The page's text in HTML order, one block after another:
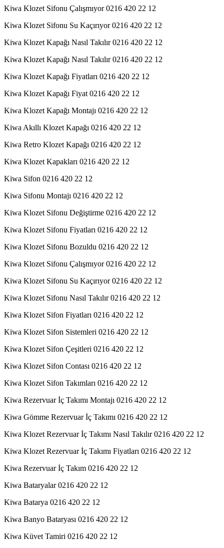
Kiwa Klozet Sifonu Çalışmıyor 0216 420 22 12
Kiwa Klozet Sifonu Su Kaçırıyor 0216 420 22 12
Kiwa Klozet Kapağı Nasıl Takılır 0216 420 22 12
Kiwa Klozet Kapağı Nasıl Takılır 0216 420 22 12
Kiwa Klozet Kapağı Fiyatları 0216 420 22 12
Kiwa Klozet Kapağı Fiyat 0216 420 22 12
Kiwa Klozet Kapağı Montajı 0216 420 22 12
Kiwa Akıllı Klozet Kapağı 0216 420 22 12
Kiwa Retro Klozet Kapağı 0216 420 22 12
Kiwa Klozet Kapakları 0216 420 22 12
Kiwa Sifon 0216 420 22 12
Kiwa Sifonu Montajı 0216 420 22 12
Kiwa Klozet Sifonu Değiştirme 0216 420 22 12
Kiwa Klozet Sifonu Fiyatları 0216 420 22 12
Kiwa Klozet Sifonu Bozuldu 0216 420 22 12
Kiwa Klozet Sifonu Çalışmıyor 0216 420 22 12
Kiwa Klozet Sifonu Su Kaçırıyor 0216 420 22 12
Kiwa Klozet Sifonu Nasıl Takılır 0216 420 22 12
Kiwa Klozet Sifon Fiyatları 0216 420 22 12
Kiwa Klozet Sifon Sistemleri 0216 420 22 12
Kiwa Klozet Sifon Çeşitleri 0216 420 22 12
Kiwa Klozet Sifon Contası 0216 420 22 12
Kiwa Klozet Sifon Takımları 0216 420 22 12
Kiwa Rezervuar İç Takımı Montajı 0216 420 22 12
Kiwa Gömme Rezervuar İç Takımı 0216 420 22 12
Kiwa Klozet Rezervuar İç Takımı Nasıl Takılır 0216 420 22 12
Kiwa Klozet Rezervuar İç Takımı Fiyatları 0216 420 22 12
Kiwa Rezervuar İç Takım 0216 420 22 12
Kiwa Bataryalar 0216 420 22 12
Kiwa Batarya 0216 420 22 12
Kiwa Banyo Bataryası 0216 420 22 12
Kiwa Küvet Tamiri 0216 420 22 12